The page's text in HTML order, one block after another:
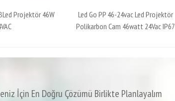
Projektör 46W
Led Go PP 46-24vac Led Projektör
Polikarbon Cam 46watt 24Vac IP67
İçin En Doğru Çözümü Birlikte Planlayalım